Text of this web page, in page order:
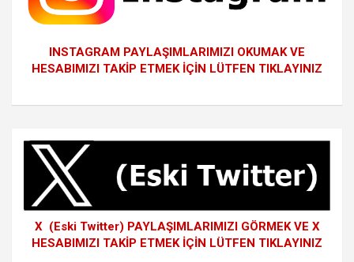
INSTAGRAM PAYLAŞIMLARIMIZI OKUMAK VE
HESABIMIZI TAKİP ETMEK İÇİN LÜTFEN TIKLAYINIZ
X (Eski Twitter) PAYLAŞIMLARIMIZI GÖRMEK VE X
HESABIMIZI TAKİP ETMEK İÇİN LÜTFEN TIKLAYINIZ